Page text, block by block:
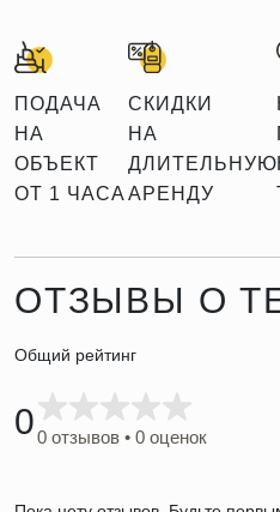
ПОДАЧА
НА
ОБЪЕКТ
ОТ 1 ЧАСА
СКИДКИ
НА
ДЛИТЕЛЬНУЮ
АРЕНДУ
ОТЗЫВЫ О
Общий рейтинг
00 отзывов • 0 оценок